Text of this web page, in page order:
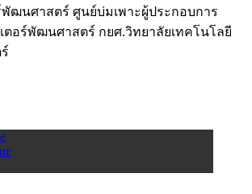
พัฒนศาสตร์ ศูนย์บ่มเพาะผู้ประกอบการ
ตอร์พัฒนศาสตร์ กยศ.วิทยาลัยเทคโนโลยี